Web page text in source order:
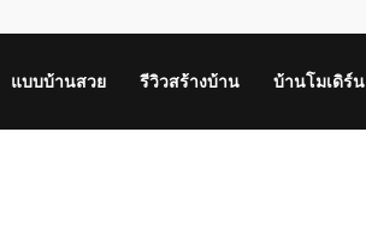
แบบบ้านสวย รีวิวสร้างบ้าน บ้านโมเดิร์น